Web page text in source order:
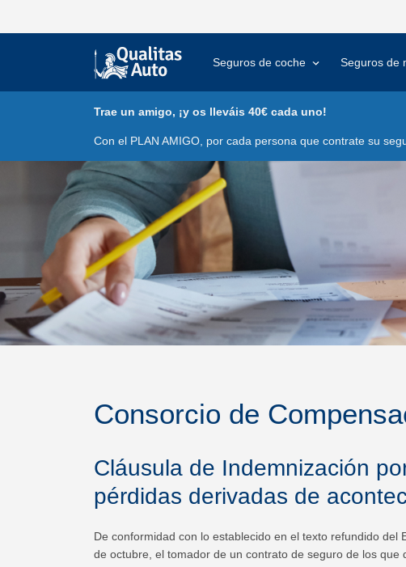
Seguros de coche Seguros de
Trae un amigo, ¡y os lleváis 40€ cada uno!
Con el PLAN AMIGO, por cada persona que contrate su
Consorcio de
Cláusula de Indemnización
pérdidas derivadas de
De conformidad con lo establecido en el texto refundido
de octubre, el tomador de un contrato de seguro de los